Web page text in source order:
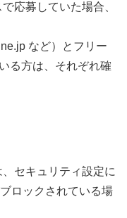
応募していた場合、
など）とフリー
る方は、それぞれ確
セキュリティ設定に
ロックされている場